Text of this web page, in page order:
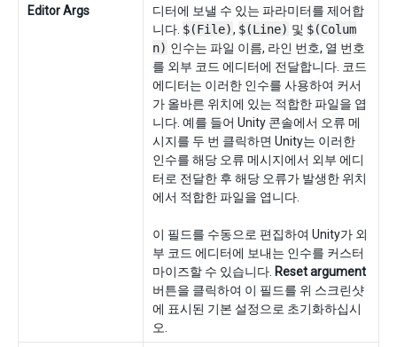
Editor Args
디터에 보낼 수 있는 파라미터를 제어합
니다. $(File), $(Line) 및 $(Colum
n) 인수는 파일 이름, 라인 번호, 열 번호
를 외부 코드 에디터에 전달합니다. 코드
에디터는 이러한 인수를 사용하여 커서
가 올바른 위치에 있는 적합한 파일을 엽
니다. 예를 들어 Unity 콘솔에서 오류 메
시지를 두 번 클릭하면 Unity는 이러한
인수를 해당 오류 메시지에서 외부 에디
터로 전달한 후 해당 오류가 발생한 위치
에서 적합한 파일을 엽니다.
이 필드를 수동으로 편집하여 Unity가 외
부 코드 에디터에 보내는 인수를 커스터
마이즈할 수 있습니다. Reset argument
버튼을 클릭하여 이 필드를 위 스크린샷
에 표시된 기본 설정으로 초기화하십시
오.